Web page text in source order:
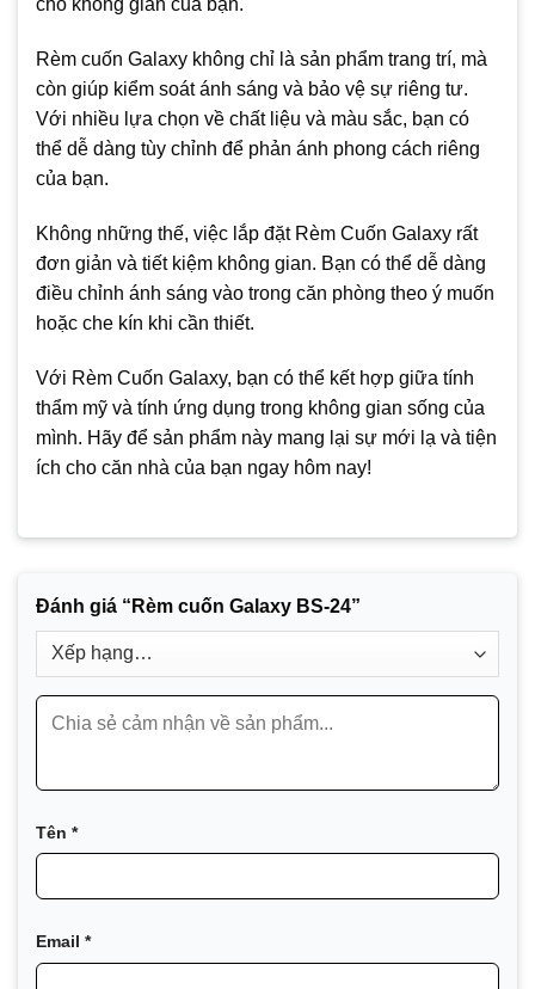
cho không gian của bạn.
Rèm cuốn Galaxy không chỉ là sản phẩm trang trí, mà
còn giúp kiểm soát ánh sáng và bảo vệ sự riêng tư.
Với nhiều lựa chọn về chất liệu và màu sắc, bạn có
thể dễ dàng tùy chỉnh để phản ánh phong cách riêng
của bạn.
Không những thế, việc lắp đặt Rèm Cuốn Galaxy rất
đơn giản và tiết kiệm không gian. Bạn có thể dễ dàng
điều chỉnh ánh sáng vào trong căn phòng theo ý muốn
hoặc che kín khi cần thiết.
Với Rèm Cuốn Galaxy, bạn có thể kết hợp giữa tính
thẩm mỹ và tính ứng dụng trong không gian sống của
mình. Hãy để sản phẩm này mang lại sự mới lạ và tiện
ích cho căn nhà của bạn ngay hôm nay!
Đánh giá “Rèm cuốn Galaxy BS-24”
Tên *
Email *